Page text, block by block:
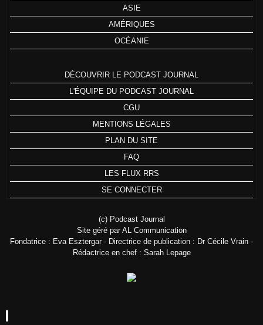
ASIE
AMÉRIQUES
OCÉANIE
DÉCOUVRIR LE PODCAST JOURNAL
L'ÉQUIPE DU PODCAST JOURNAL
CGU
MENTIONS LÉGALES
PLAN DU SITE
FAQ
LES FLUX RRS
SE CONNECTER
(c) Podcast Journal
Site géré par AL Communication
Fondatrice : Eva Esztergar - Directrice de publication : Dr Cécile Vrain -
Rédactrice en chef : Sarah Lepage